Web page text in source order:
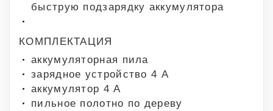
быструю подзарядку аккумулятора
КОМПЛЕКТАЦИЯ
аккумуляторная пила
зарядное устройство 4 А
аккумулятор 4 А
пильное полотно по дереву